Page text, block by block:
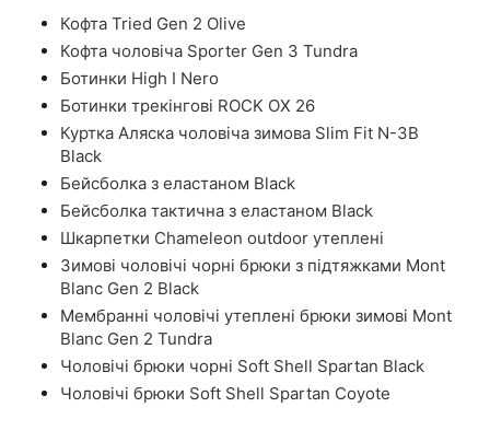
Кофта Tried Gen 2 Olive
Кофта чоловіча Sporter Gen 3 Tundra
Ботинки High I Nero
Ботинки трекінгові ROCK OX 26
Куртка Аляска чоловіча зимова Slim Fit N-3B
Black
Бейсболка з еластаном Black
Бейсболка тактична з еластаном Black
Шкарпетки Chameleon outdoor утеплені
Зимові чоловічі чорні брюки з підтяжками Mont
Blanc Gen 2 Black
Мембранні чоловічі утеплені брюки зимові Mont
Blanc Gen 2 Tundra
Чоловічі брюки чорні Soft Shell Spartan Black
Чоловічі брюки Soft Shell Spartan Coyote